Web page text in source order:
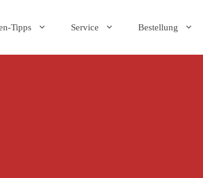
Tipps Service Bestellung